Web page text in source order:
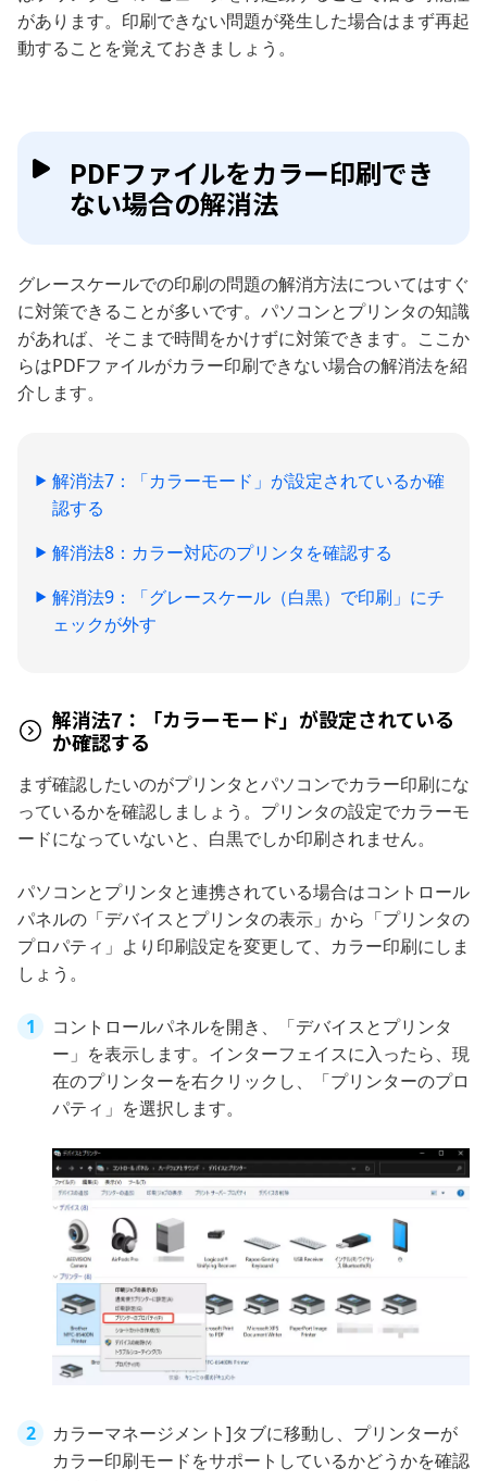
があります。印刷できない問題が発生した場合はまず再起
動することを覚えておきましょう。
PDFファイルをカラー印刷でき
ない場合の解消法
グレースケールでの印刷の問題の解消方法についてはすぐ
に対策できることが多いです。パソコンとプリンタの知識
があれば、そこまで時間をかけずに対策できます。ここか
らはPDFファイルがカラー印刷できない場合の解消法を紹
介します。
解消法7：「カラーモード」が設定されているか確
認する
解消法8：カラー対応のプリンタを確認する
解消法9：「グレースケール（白黒）で印刷」にチ
ェックが外す
解消法7：「カラーモード」が設定されている
か確認する
まず確認したいのがプリンタとパソコンでカラー印刷にな
っているかを確認しましょう。プリンタの設定でカラーモ
ードになっていないと、白黒でしか印刷されません。
パソコンとプリンタと連携されている場合はコントロール
パネルの「デバイスとプリンタの表示」から「プリンタの
プロパティ」より印刷設定を変更して、カラー印刷にしま
しょう。
コントロールパネルを開き、「デバイスとプリンタ
ー」を表示します。インターフェイスに入ったら、現
在のプリンターを右クリックし、「プリンターのプロ
パティ」を選択します。
カラーマネージメント]タブに移動し、プリンターが
カラー印刷モードをサポートしているかどうかを確認